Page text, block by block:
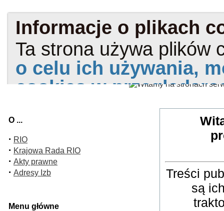
O ...
· RIO
· Krajowa Rada RIO
· Akty prawne
· Adresy Izb
Menu główne
Treści
są